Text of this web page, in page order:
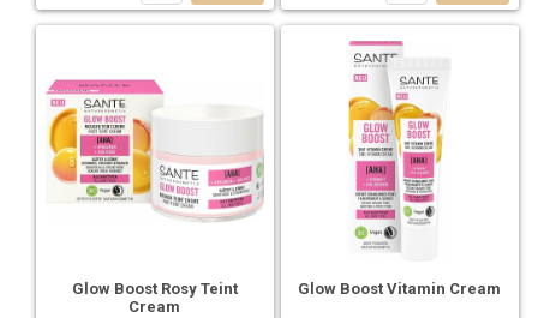
Glow Boost Rosy Teint
Cream
Glow Boost Vitamin Cream